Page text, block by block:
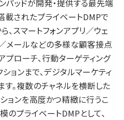
パッドが開発・提供する最先端
載されたプライベートDMPで
、スマートフォンアプリ／ウェ
メールなどの多様な顧客接点
プローチ、行動ターゲティング
ョンまで、デジタルマーケティ
す。複数のチャネルを横断した
ョンを高度かつ精緻に行うこ
のプライベートDMPとして、